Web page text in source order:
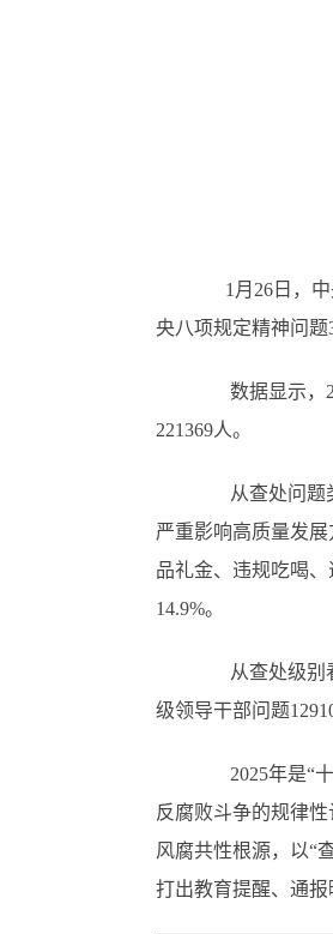
1月26日，中
央八项规定精神问题
数据显示，
221369人。
从查处问题类
严重影响高质量发
品礼金、违规吃喝
14.9%。
从查处级别看
级领导干部问题
2025年是“十
反腐败斗争的规律
风腐共性根源，以“
打出教育提醒、通